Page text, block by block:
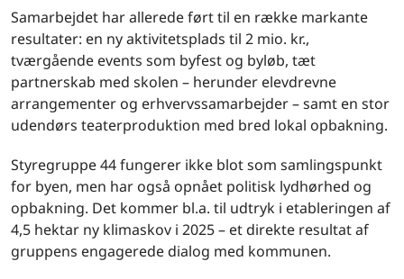
Samarbejdet har allerede ført til en række markante
resultater: en ny aktivitetsplads til 2 mio. kr.,
tværgående events som byfest og byløb, tæt
partnerskab med skolen – herunder elevdrevne
arrangementer og erhvervssamarbejder – samt en stor
udendørs teaterproduktion med bred lokal opbakning.
Styregruppe 44 fungerer ikke blot som samlingspunkt
for byen, men har også opnået politisk lydhørhed og
opbakning. Det kommer bl.a. til udtryk i etableringen af
4,5 hektar ny klimaskov i 2025 – et direkte resultat af
gruppens engagerede dialog med kommunen.